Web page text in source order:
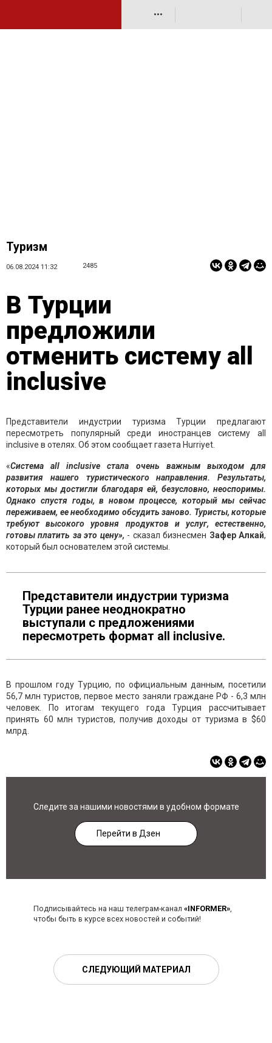
•••
Туризм
06.08.2024 11:32 2485
В Турции
предложили
отменить систему all
inclusive
Представители индустрии туризма Турции предлагают
пересмотреть популярный среди иностранцев систему all
inclusive в отелях. Об этом сообщает газета Hurriyet.
«Система all inclusive стала очень важным выходом для
развития нашего туристического направления. Результаты,
которых мы достигли благодаря ей, безусловно, неоспоримы.
Однако спустя годы, в новом процессе, который мы сейчас
переживаем, ее необходимо обсудить заново. Туристы, которые
требуют высокого уровня продуктов и услуг, естественно,
готовы платить за это цену», - сказал бизнесмен Зафер Алкай,
который был основателем этой системы.
Представители индустрии туризма
Турции ранее неоднократно
выступали с предложениями
пересмотреть формат all inclusive.
В прошлом году Турцию, по официальным данным, посетили
56,7 млн туристов, первое место заняли граждане РФ - 6,3 млн
человек. По итогам текущего года Турция рассчитывает
принять 60 млн туристов, получив доходы от туризма в $60
млрд.
Следите за нашими новостями в удобном формате
Перейти в Дзен
Подписывайтесь на наш телеграм-канал «INFORMER»,
чтобы быть в курсе всех новостей и событий!
СЛЕДУЮЩИЙ МАТЕРИАЛ